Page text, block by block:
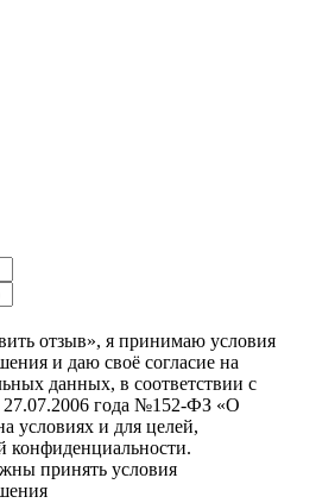
отзыв», я принимаю условия
и даю своё согласие на
данных, в соответствии с
года №152-ФЗ «О
условиях и для целей,
конфиденциальности.
принять условия